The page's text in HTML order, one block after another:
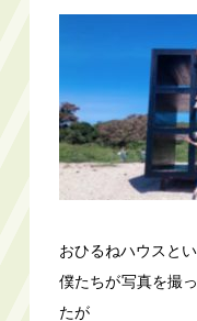
おひるねハウスと
僕たちが写真を撮
たが